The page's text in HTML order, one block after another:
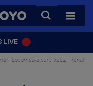
VOYO
CAUTA
TOATE
LIVE
Locomotiva care tracta Trenul